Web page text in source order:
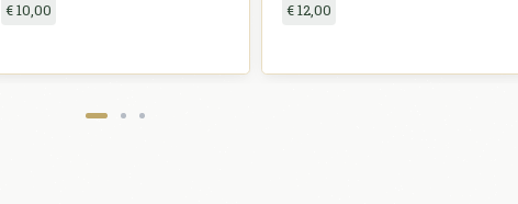
€ 10,00 € 12,00